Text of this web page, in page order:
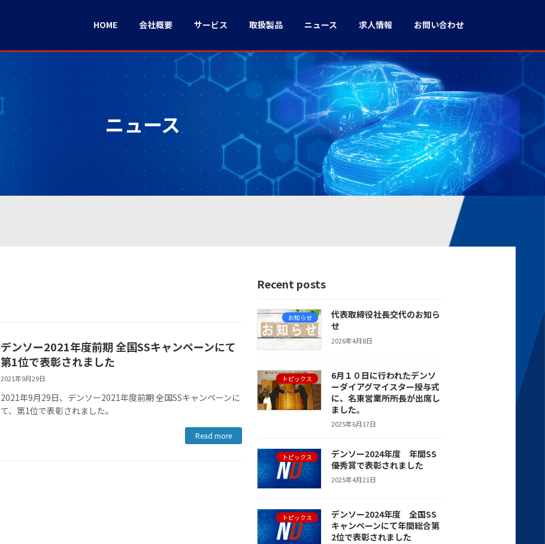
HOME 会社概要 サービス 取扱製品 ニュース 求人情報 お問い合わせ
ニュース
デンソー2021年度前期 全国SSキャンペーンにて
第1位で表彰されました
2021年9月29日
2021年9月29日、デンソー2021年度前期 全国SSキャンペーンに
て、第1位で表彰されました。
Read more
Recent posts
お知らせ
代表取締役社長交代のお知ら
せ
2026年4月8日
トピックス
6月１０日に行われたデンソ
ーダイアグマイスター授与式
に、名東営業所所長が出席し
ました。
2025年6月17日
トピックス
デンソー2024年度 年間SS
優秀賞で表彰されました
2025年4月21日
トピックス
デンソー2024年度 全国SS
キャンペーンにて年間総合第
2位で表彰されました